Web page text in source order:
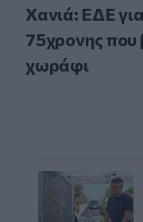
Χανιά: ΕΔΕ
75χρονης που
χωράφι